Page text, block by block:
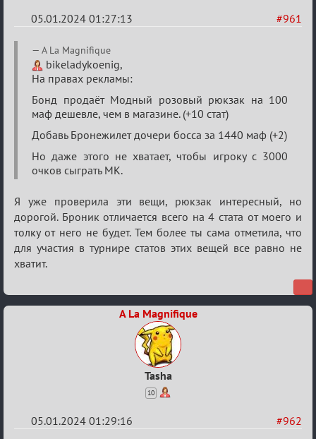
#961
05.01.2024 01:27:13
Re:
Сумрак
нововведения
A La Magnifique
bikeladykoenig,
На правах рекламы:
Бонд продаёт Модный розовый рюкзак на 100
маф дешевле, чем в магазине. (+10 стат)
Добавь Бронежилет дочери босса за 1440 маф (+2)
Но даже этого не хватает, чтобы игроку с 3000
очков сыграть МК.
Я уже проверила эти вещи, рюкзак интересный, но
дорогой. Броник отличается всего на 4 стата от моего и
толку от него не будет. Тем более ты сама отметила, что
для участия в турнире статов этих вещей все равно не
хватит.
A La Magnifique
Tasha
10
#962
05.01.2024 01:29:16